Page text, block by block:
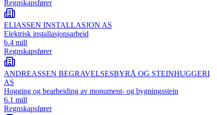
Regnskapsfører
ELIASSEN INSTALLASJON AS
Elektrisk installasjonsarbeid
6.4 mill
Regnskapsfører
ANDREASSEN BEGRAVELSESBYRÅ OG STEINHUGGERI
AS
Hogging og bearbeiding av monument- og bygningsstein
6.1 mill
Regnskapsfører